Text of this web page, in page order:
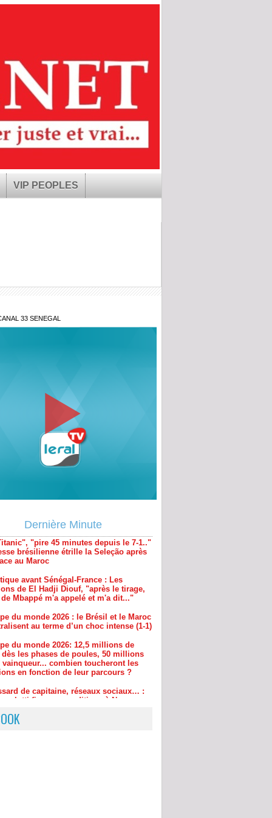
VIP PEOPLES
33 SENEGAL
Dernière Minute
brésilienne étrille la Seleção après
au Maroc
avant Sénégal-France : Les
de El Hadji Diouf, "après le tirage,
du monde 2026 : le Brésil et le Maroc
au terme d’un choc intense (1-1)
du monde 2026: 12,5 millions de
les phases de poules, 50 millions
en fonction de leur parcours ?
de capitaine, réseaux sociaux… :
fixe ses conditions à Neymar